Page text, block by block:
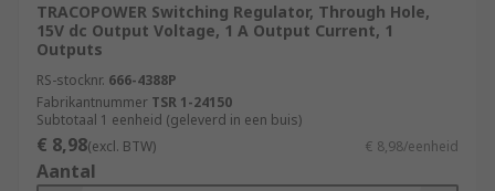
TRACOPOWER Switching Regulator, Through Hole,
15V dc Output Voltage, 1 A Output Current, 1
Outputs
RS-stocknr. 666-4388P
Fabrikantnummer TSR 1-24150
Subtotaal 1 eenheid (geleverd in een buis)
€ 8,98(excl. BTW) € 8,98/eenheid
Aantal